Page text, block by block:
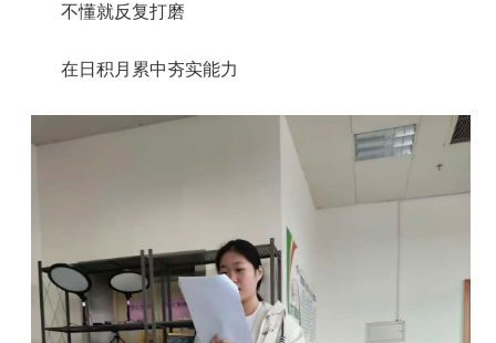
不懂就反复打磨
在日积月累中夯实能力